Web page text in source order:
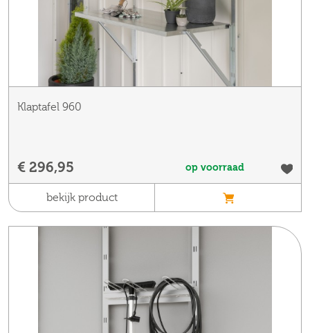
Klaptafel 960
€ 296,95 op voorraad
bekijk product